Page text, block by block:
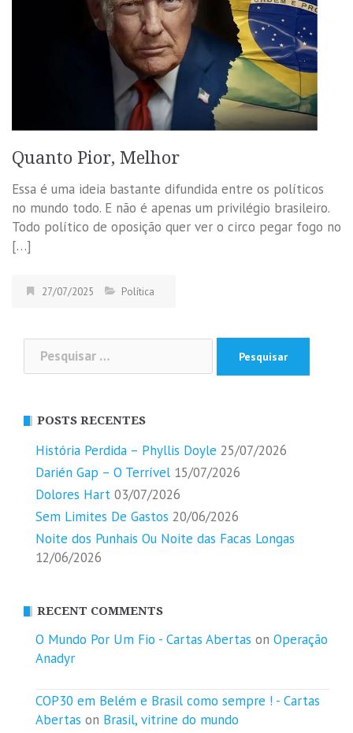
Quanto Pior, Melhor
Essa é uma ideia bastante difundida entre os políticos
no mundo todo. E não é apenas um privilégio brasileiro.
Todo político de oposição quer ver o circo pegar fogo no
[…]
27/07/2025 Política
Pesquisar
por:
POSTS RECENTES
História Perdida – Phyllis Doyle 25/07/2026
Darién Gap – O Terrível 15/07/2026
Dolores Hart 03/07/2026
Sem Limites De Gastos 20/06/2026
Noite dos Punhais Ou Noite das Facas Longas
12/06/2026
RECENT COMMENTS
O Mundo Por Um Fio - Cartas Abertas on Operação
Anadyr
COP30 em Belém e Brasil como sempre ! - Cartas
Abertas on Brasil, vitrine do mundo